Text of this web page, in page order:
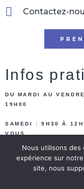
Contactez-
Infos
DU MARDI AU
19H00
SAMEDI : 9H30 À
VOUS
MODES DE
© 2023 Institut LeBreton. tous
Nous utilisons des
expérience sur
site, nous